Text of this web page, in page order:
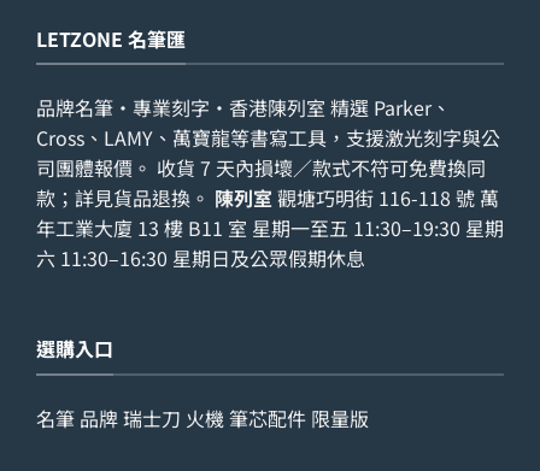
LETZONE 名筆匯
品牌名筆・專業刻字・香港陳列室 精選 Parker、
Cross、LAMY、萬寶龍等書寫工具，支援激光刻字與公
司團體報價。 收貨 7 天內損壞／款式不符可免費換同
款；詳見貨品退換 。 陳列室 觀塘巧明街 116-118 號 萬
年工業大廈 13 樓 B11 室 星期一至五 11:30–19:30 星期
六 11:30–16:30 星期日及公眾假期休息
選購入口
名筆 品牌瑞士刀 火機筆芯配件 限量版